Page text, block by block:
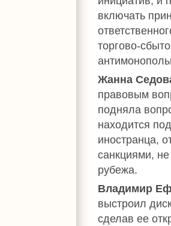
включать
торгово-
Жанна
правовым
подняла
находится
иностранца,
санкциями, не
рубежа.
Владимир
выстроил
сделав ее